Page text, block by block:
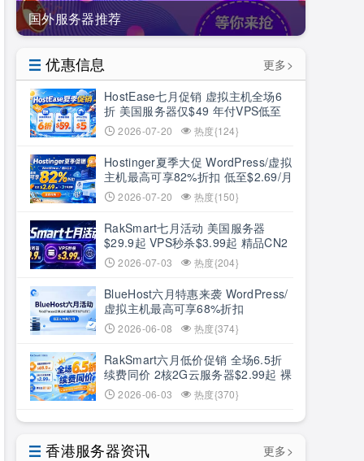
国外服务器推荐
优惠信息
更多>
HostEase七月促销 虚拟主机全场6
折 美国服务器仅$49 年付VPS低至
$34.9 RTX5090新购立减$100
2026-07-20 热度{124}
Hostinger夏季大促 WordPress/虚拟
主机最高可享82%折扣 低至$2.69/月
+3个月赠期
2026-07-20 热度{150}
RakSmart七月活动 美国服务器
$29.9起 VPS秒杀$3.99起 精品CN2
低至6.5折
2026-07-03 热度{204}
BlueHost六月特惠来袭 WordPress/
虚拟主机最高可享68%折扣
2026-06-08 热度{374}
RakSmart六月低价促销 全场6.5折
续费同价 2核2G云服务器$2.99起 裸
机云买1送1
2026-06-03 热度{370}
香港服务器资讯
更多>